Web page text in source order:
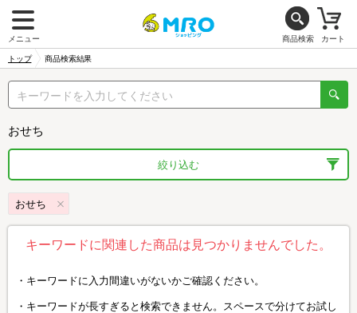
メニュー 商品検索 カート
トップ 商品検索結果
おせち
絞り込む
おせち
キーワードに関連した商品は見つかりませんでした。
キーワードに入力間違いがないかご確認ください。
キーワードが長すぎると検索できません。スペースで分けてお試し